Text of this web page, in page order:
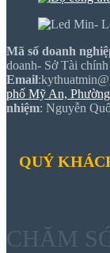
Mã số doanh
doanh- Sở Tài
Email
phố Mỹ An,
nhiệm: Nguyễn
QUÝ
CHĂM